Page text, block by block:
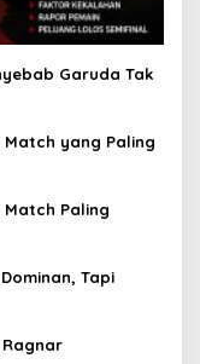
Garuda Tak
Match yang Paling
Match Paling
Tapi
Ragnar